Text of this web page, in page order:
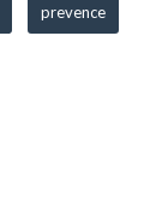
prevence